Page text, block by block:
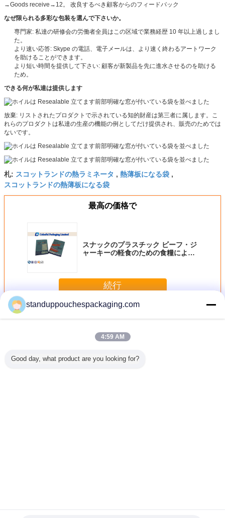
→Goods receive→12。 改良するべき顧客からのフィードバック
なぜ限られる多彩な包装を選んで下さいか。
専門家: 私達の研修会の労働者全員はこの区域で業務経歴 10 年以上過しまし
た。
より速い応答: Skype の電話、電子メールは、より速く終わるアートワーク
を助けることができます。
より短い時間を提供して下さい: 顧客が新製品を先に進水させるのを助ける
ため。
できる何が私達は提供します
放棄: リストされたプロダクトで示されている知的財産は第三者に属します。こ
れらのプロダクトは私達の生産の機能の例としてだけ提供され、販売のためでは
ないです。
札: スコットランドの熱ラミネータ , 熱薄板になる袋 ,
スコットランドの熱薄板になる袋
最高の価格で
スナックのプラスチック ビーフ・ジ
ャーキーの軽食のための食糧によっ
続行
多く薄板にされた袋
standuppouchespackaging.com
4:59 AM
Good day, what product are you looking for?